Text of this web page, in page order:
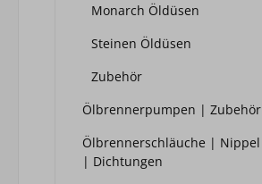
Monarch Öldüsen
Steinen Öldüsen
Zubehör
Ölbrennerpumpen | Zubehör
Ölbrennerschläuche | Nippel
| Dichtungen